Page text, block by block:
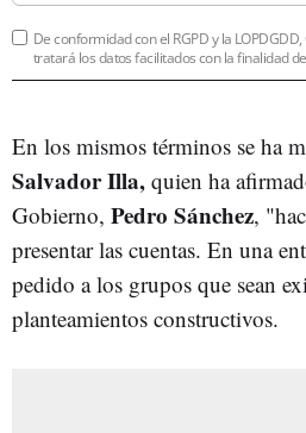
De conformidad con el RGPD y la LOPDGDD,
tratará los datos facilitados con la finalidad
En los mismos términos se ha
Salvador Illa, quien ha
Gobierno, Pedro Sánchez,
presentar las cuentas. En una
pedido a los grupos que sean
planteamientos constructivos.